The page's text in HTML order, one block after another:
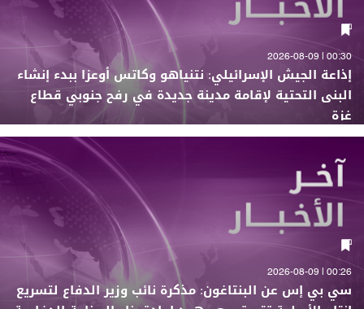
00:30 | 2026-08-09
إذاعة الجيش الإسرائيلي: نتنياهو وكاتس أوعزا ببدء إنشاء
البنى التحتية لإقامة مدينة جديدة في رفح جنوبي قطاع
غزة
00:26 | 2026-08-09
سي بي إس عن البنتاغون: مذكرة نائب وزير الدفاع لتسريع